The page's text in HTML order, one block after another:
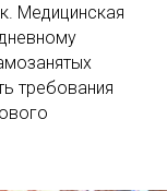
Медицинская
требования